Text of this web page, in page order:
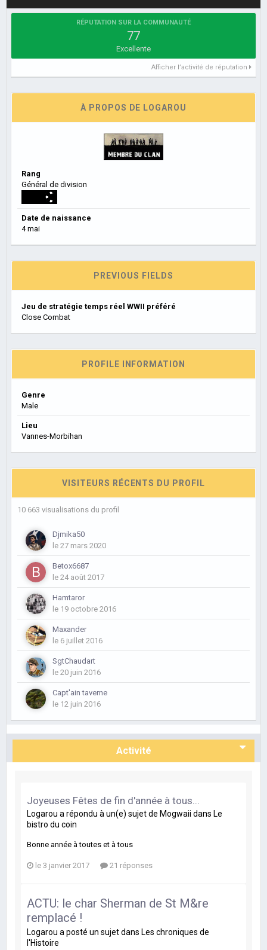
RÉPUTATION SUR LA COMMUNAUTÉ
77
Excellente
Afficher l’activité de réputation
À PROPOS DE LOGAROU
Rang
Général de division
Date de naissance
4 mai
PREVIOUS FIELDS
Jeu de stratégie temps réel WWII préféré
Close Combat
PROFILE INFORMATION
Genre
Male
Lieu
Vannes-Morbihan
VISITEURS RÉCENTS DU PROFIL
10 663 visualisations du profil
Djmika50
le 27 mars 2020
Betox6687
le 24 août 2017
Hamtaror
le 19 octobre 2016
Maxander
le 6 juillet 2016
SgtChaudart
le 20 juin 2016
Capt'ain taverne
le 12 juin 2016
Activité
Joyeuses Fêtes de fin d'année à tous...
Logarou a répondu à un(e) sujet de Mogwaii dans Le
bistro du coin
Bonne année à toutes et à tous
le 3 janvier 2017 21 réponses
ACTU: le char Sherman de St M&re
remplacé !
Logarou a posté un sujet dans Les chroniques de
l'Histoire